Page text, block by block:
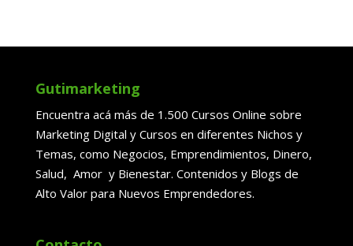
Gutimarketing
Encuentra acá más de 1.500 Cursos Online sobre
Marketing Digital y Cursos en diferentes Nichos y
Temas, como Negocios, Emprendimientos, Dinero,
Salud, Amor y Bienestar. Contenidos y Blogs de
Alto Valor para Nuevos Emprendedores.